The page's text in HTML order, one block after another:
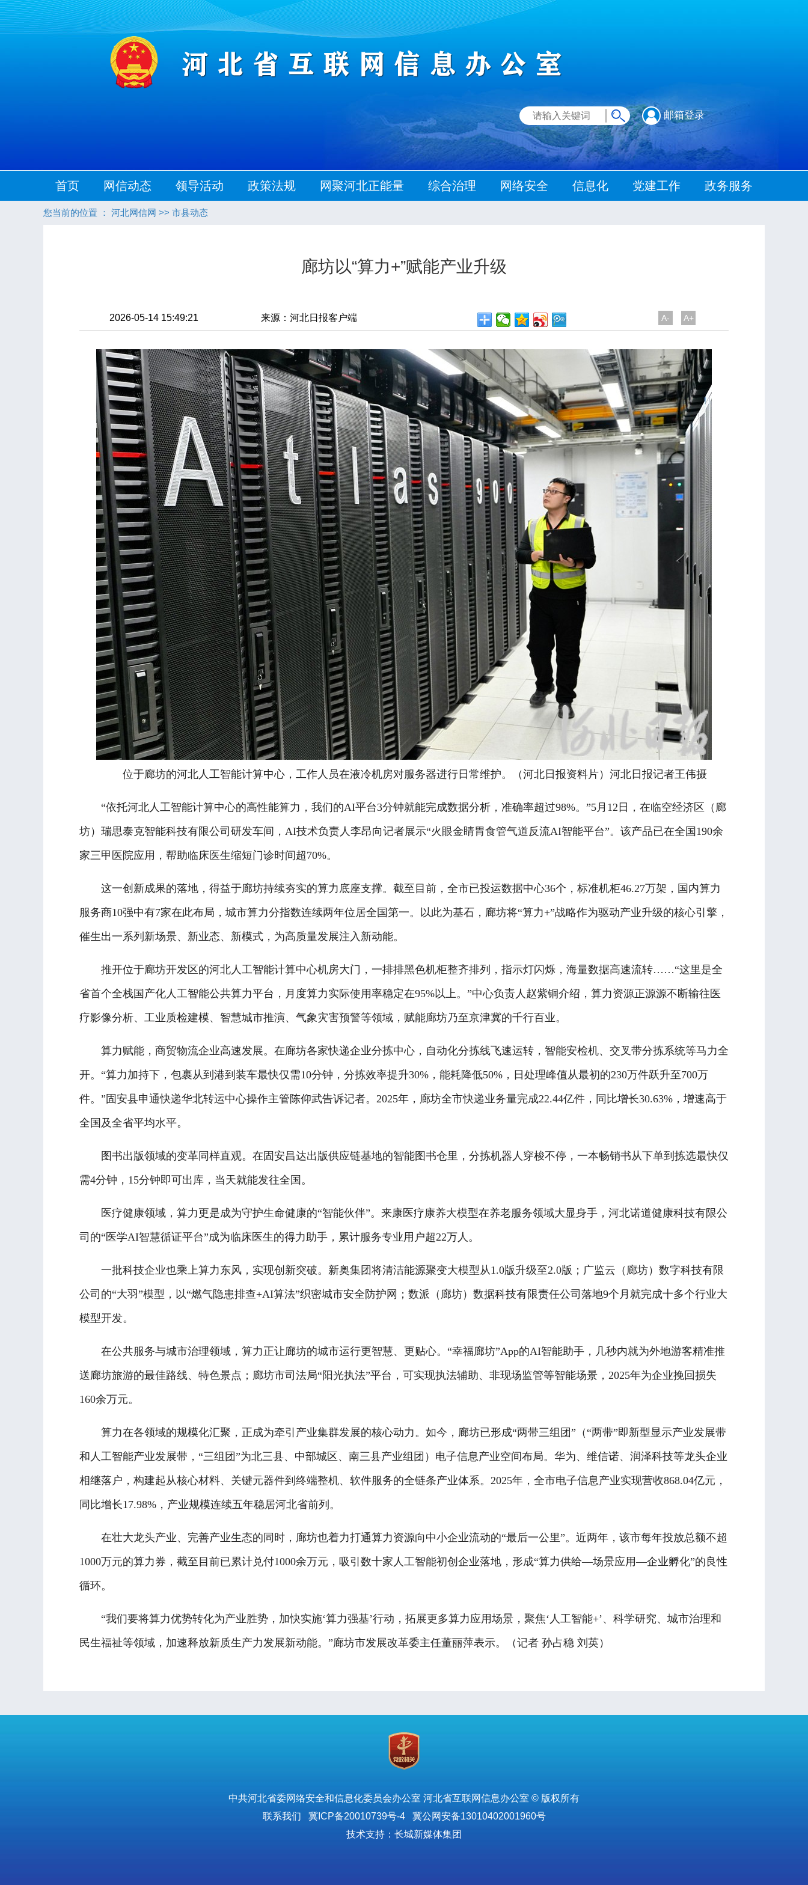
邮箱登录
首页 网信动态 领导活动 政策法规 网聚河北正能量 综合治理 网络安全 信息化 党建工作 政务服务
您当前的位置 ： 河北网信网 >> 市县动态
廊坊以“算力+”赋能产业升级
2026-05-14 15:49:21 来源：河北日报客户端 A- A+
位于廊坊的河北人工智能计算中心，工作人员在液冷机房对服务器进行日常维护。（河北日报资料片）河北日报记者王伟摄
“依托河北人工智能计算中心的高性能算力，我们的AI平台3分钟就能完成数据分析，准确率超过98%。”5月12日，在临空经济区（廊
坊）瑞思泰克智能科技有限公司研发车间，AI技术负责人李昂向记者展示“火眼金睛胃食管气道反流AI智能平台”。该产品已在全国190余
家三甲医院应用，帮助临床医生缩短门诊时间超70%。
这一创新成果的落地，得益于廊坊持续夯实的算力底座支撑。截至目前，全市已投运数据中心36个，标准机柜46.27万架，国内算力
服务商10强中有7家在此布局，城市算力分指数连续两年位居全国第一。以此为基石，廊坊将“算力+”战略作为驱动产业升级的核心引擎，
催生出一系列新场景、新业态、新模式，为高质量发展注入新动能。
推开位于廊坊开发区的河北人工智能计算中心机房大门，一排排黑色机柜整齐排列，指示灯闪烁，海量数据高速流转……“这里是全
省首个全栈国产化人工智能公共算力平台，月度算力实际使用率稳定在95%以上。”中心负责人赵紫铜介绍，算力资源正源源不断输往医
疗影像分析、工业质检建模、智慧城市推演、气象灾害预警等领域，赋能廊坊乃至京津冀的千行百业。
算力赋能，商贸物流企业高速发展。在廊坊各家快递企业分拣中心，自动化分拣线飞速运转，智能安检机、交叉带分拣系统等马力全
开。“算力加持下，包裹从到港到装车最快仅需10分钟，分拣效率提升30%，能耗降低50%，日处理峰值从最初的230万件跃升至700万
件。”固安县申通快递华北转运中心操作主管陈仰武告诉记者。2025年，廊坊全市快递业务量完成22.44亿件，同比增长30.63%，增速高于
全国及全省平均水平。
图书出版领域的变革同样直观。在固安昌达出版供应链基地的智能图书仓里，分拣机器人穿梭不停，一本畅销书从下单到拣选最快仅
需4分钟，15分钟即可出库，当天就能发往全国。
医疗健康领域，算力更是成为守护生命健康的“智能伙伴”。来康医疗康养大模型在养老服务领域大显身手，河北诺道健康科技有限公
司的“医学AI智慧循证平台”成为临床医生的得力助手，累计服务专业用户超22万人。
一批科技企业也乘上算力东风，实现创新突破。新奥集团将清洁能源聚变大模型从1.0版升级至2.0版；广监云（廊坊）数字科技有限
公司的“大羽”模型，以“燃气隐患排查+AI算法”织密城市安全防护网；数派（廊坊）数据科技有限责任公司落地9个月就完成十多个行业大
模型开发。
在公共服务与城市治理领域，算力正让廊坊的城市运行更智慧、更贴心。“幸福廊坊”App的AI智能助手，几秒内就为外地游客精准推
送廊坊旅游的最佳路线、特色景点；廊坊市司法局“阳光执法”平台，可实现执法辅助、非现场监管等智能场景，2025年为企业挽回损失
160余万元。
算力在各领域的规模化汇聚，正成为牵引产业集群发展的核心动力。如今，廊坊已形成“两带三组团”（“两带”即新型显示产业发展带
和人工智能产业发展带，“三组团”为北三县、中部城区、南三县产业组团）电子信息产业空间布局。华为、维信诺、润泽科技等龙头企业
相继落户，构建起从核心材料、关键元器件到终端整机、软件服务的全链条产业体系。2025年，全市电子信息产业实现营收868.04亿元，
同比增长17.98%，产业规模连续五年稳居河北省前列。
在壮大龙头产业、完善产业生态的同时，廊坊也着力打通算力资源向中小企业流动的“最后一公里”。近两年，该市每年投放总额不超
1000万元的算力券，截至目前已累计兑付1000余万元，吸引数十家人工智能初创企业落地，形成“算力供给—场景应用—企业孵化”的良性
循环。
“我们要将算力优势转化为产业胜势，加快实施‘算力强基’行动，拓展更多算力应用场景，聚焦‘人工智能+’、科学研究、城市治理和
民生福祉等领域，加速释放新质生产力发展新动能。”廊坊市发展改革委主任董丽萍表示。（记者 孙占稳 刘英）
中共河北省委网络安全和信息化委员会办公室 河北省互联网信息办公室 © 版权所有
联系我们
冀ICP备20010739号-4冀公网安备13010402001960号
技术支持：长城新媒体集团